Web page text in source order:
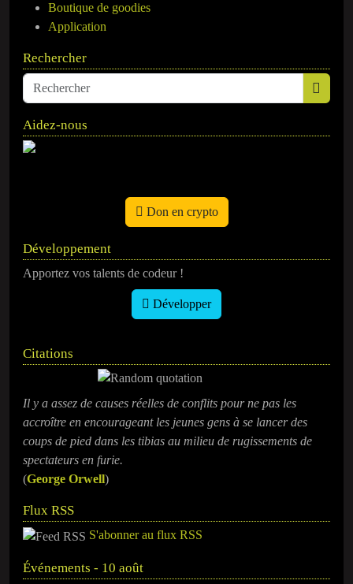
Boutique de goodies
Application
Rechercher
Aidez-nous
Don en crypto
Développement
Apportez vos talents de codeur !
Développer
Citations
Il y a assez de causes réelles de conflits pour ne pas les
accroître en encourageant les jeunes gens à se lancer des
coups de pied dans les tibias au milieu de rugissements de
spectateurs en furie.
(George Orwell)
Flux RSS
S'abonner au flux RSS
Événements - 10 août